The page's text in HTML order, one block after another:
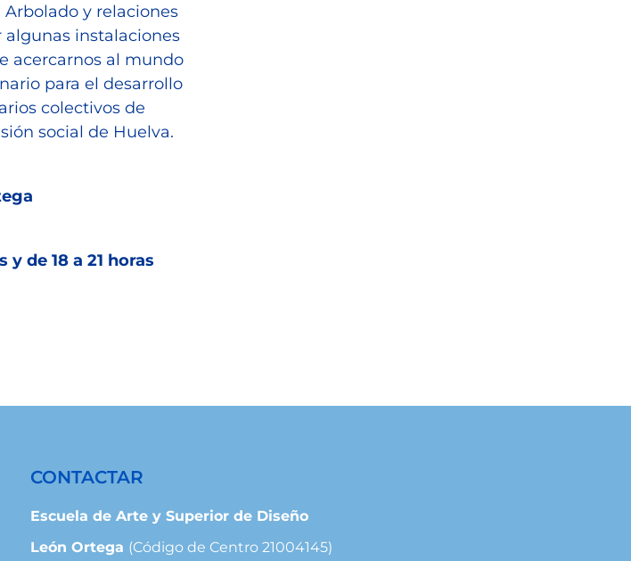
y relaciones
algunas instalaciones
acercarnos al mundo
para el desarrollo
colectivos de
social de Huelva.
y de 18 a 21 horas
CONTACTAR
Escuela de Arte y Superior de Diseño
León Ortega (Código de Centro 21004145)